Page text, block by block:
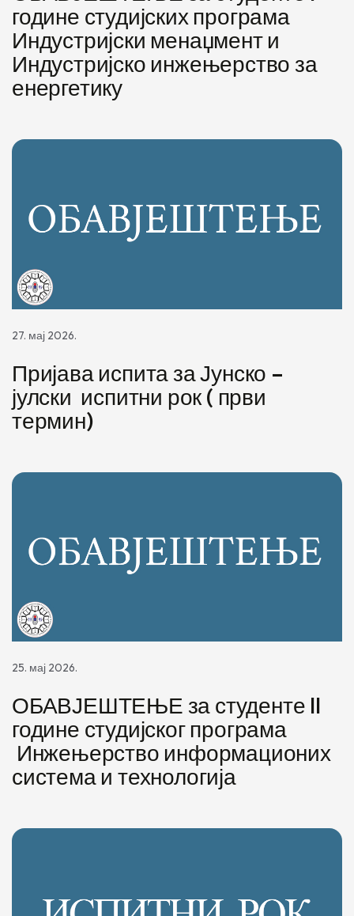
године студијских програма
Индустријски менаџмент и
Индустријско инжењерство за
енергетику
27. мај 2026.
Пријава испита за Јунско –
јулски испитни рок ( први
термин)
25. мај 2026.
ОБАВЈЕШТЕЊЕ за студенте II
године студијског програма
Инжењерство информационих
система и технологија